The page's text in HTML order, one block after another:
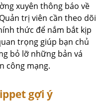
xuyên thông báo về
trị viên cần theo dõi
thức để nắm bắt kịp
trọng giúp bạn chủ
bỏ lỡ những bản vá
công mạng.
gợi ý